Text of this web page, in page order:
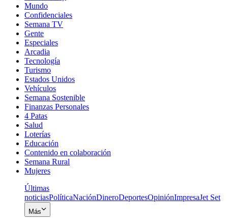
Mundo
Confidenciales
Semana TV
Gente
Especiales
Arcadia
Tecnología
Turismo
Estados Unidos
Vehículos
Semana Sostenible
Finanzas Personales
4 Patas
Salud
Loterías
Educación
Contenido en colaboración
Semana Rural
Mujeres
Últimas
noticiasPolíticaNaciónDineroDeportesOpiniónImpresaJet Set
Más